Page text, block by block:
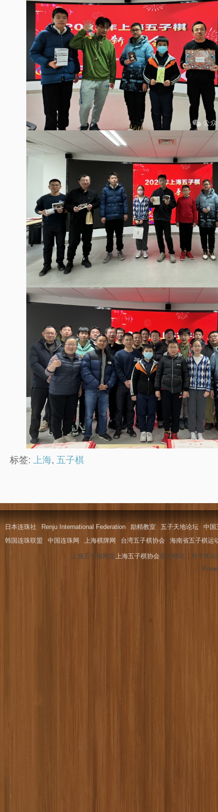
标签: 上海, 五子棋
日本连珠社 Renju International Federation 励精教室 五子天地论坛
中国
韩国连珠联盟
中国连珠网 上海棋牌网 台湾五子棋协会 海南省五子棋运
上海五子棋网是上海五子棋协会官方网站，对于本